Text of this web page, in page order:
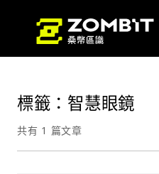
標籤：智慧眼鏡
共有 1 篇文章